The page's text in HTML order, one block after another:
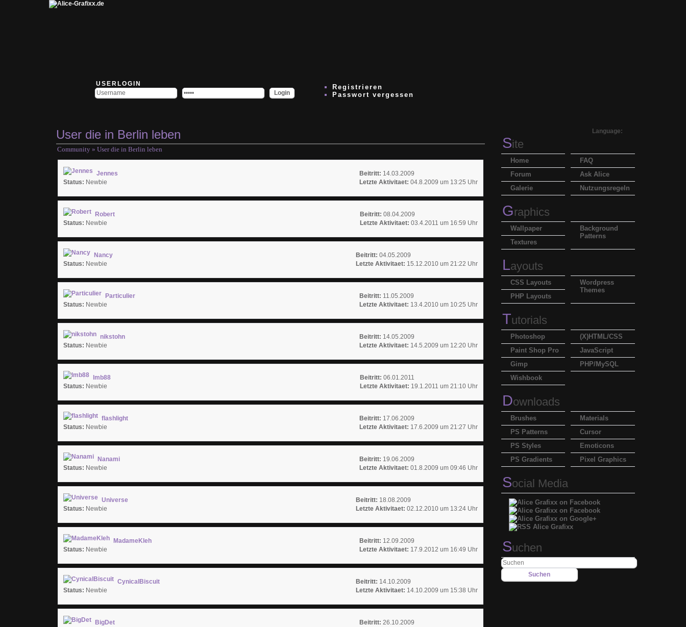
USERLOGIN
Registrieren
Passwort vergessen
User die in Berlin leben
Community» User die in Berlin leben
Beitritt: 14.03.2009
Letzte Aktivitaet: 04.8.2009 um 13:25 Uhr
Jennes
Status: Newbie
Beitritt: 08.04.2009
Letzte Aktivitaet: 03.4.2011 um 16:59 Uhr
Robert
Status: Newbie
Beitritt: 04.05.2009
Letzte Aktivitaet: 15.12.2010 um 21:22 Uhr
Nancy
Status: Newbie
Beitritt: 11.05.2009
Letzte Aktivitaet: 13.4.2010 um 10:25 Uhr
Particulier
Status: Newbie
Beitritt: 14.05.2009
Letzte Aktivitaet: 14.5.2009 um 12:20 Uhr
nikstohn
Status: Newbie
Beitritt: 06.01.2011
Letzte Aktivitaet: 19.1.2011 um 21:10 Uhr
lmb88
Status: Newbie
Beitritt: 17.06.2009
Letzte Aktivitaet: 17.6.2009 um 21:27 Uhr
flashlight
Status: Newbie
Beitritt: 19.06.2009
Letzte Aktivitaet: 01.8.2009 um 09:46 Uhr
Nanami
Status: Newbie
Beitritt: 18.08.2009
Letzte Aktivitaet: 02.12.2010 um 13:24 Uhr
Universe
Status: Newbie
Beitritt: 12.09.2009
Letzte Aktivitaet: 17.9.2012 um 16:49 Uhr
MadameKleh
Status: Newbie
Beitritt: 14.10.2009
Letzte Aktivitaet: 14.10.2009 um 15:38 Uhr
CynicalBiscuit
Status: Newbie
Beitritt: 26.10.2009
BigDet
Language:
Site
FAQ
Ask Alice
Nutzungsregeln
Home
Forum
Galerie
Graphics
Background
Patterns
Wallpaper
Textures
Layouts
Wordpress
Themes
CSS Layouts
PHP Layouts
Tutorials
(X)HTML/CSS
JavaScript
PHP/MySQL
Photoshop
Paint Shop Pro
Gimp
Wishbook
Downloads
Materials
Cursor
Emoticons
Pixel Graphics
Brushes
PS Patterns
PS Styles
PS Gradients
Social Media
Suchen